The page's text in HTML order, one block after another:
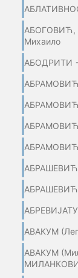
АБОГОВИЋ,
Михаило
АБОДРИТИ
АБРАШЕВИЋ
АВАКУМ
АВАКУМ